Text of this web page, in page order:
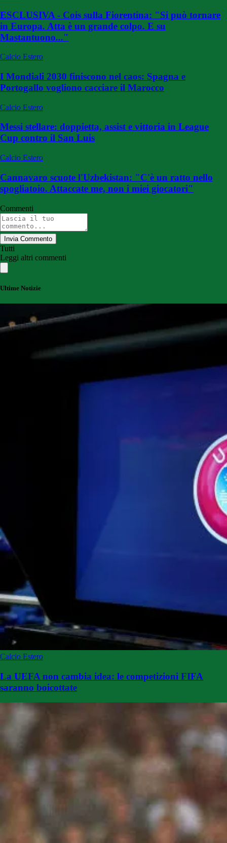
ESCLUSIVA - Cois sulla Fiorentina: "Si può tornare
in Europa. Atta è un grande colpo. E su
Mastantuono..."
Calcio Estero
I Mondiali 2030 finiscono nel caos: Spagna e
Portogallo vogliono cacciare il Marocco
Calcio Estero
Messi stellare: doppietta, assist e vittoria in League
Cup contro il San Luis
Calcio Estero
Cannavaro scuote l'Uzbekistan: "C'è un ratto nello
spogliatoio. Attaccate me, non i miei giocatori"
Commenti
Invia Commento
Tutti
Leggi altri commenti
Ultime Notizie
Calcio Estero
La UEFA non cambia idea: le competizioni FIFA
saranno boicottate